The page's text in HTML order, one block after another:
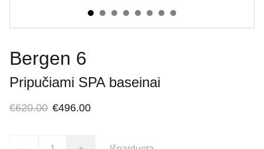
Bergen 6
Pripučiami SPA baseinai
€620.00 €496.00